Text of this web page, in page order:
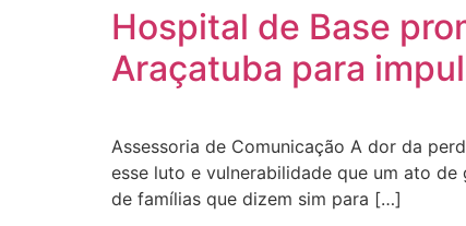
Hospital de Base
Araçatuba para
Assessoria de Comunicação A dor da
esse luto e vulnerabilidade que um ato
de famílias que dizem sim para […]